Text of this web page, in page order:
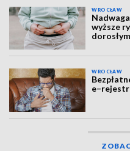
WROCŁAW
wyższe
dorosłym
WROCŁAW